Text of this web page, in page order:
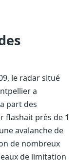
le radar situé
a
part des
flashait près de 1
avalanche de
de nombreux
de limitation